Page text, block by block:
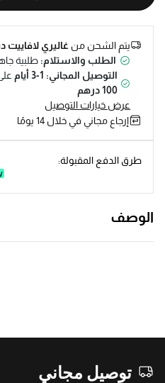
يتم الشحن منغاليري لافاييت
الطلب والاستلام: طلبية
التوصيل المجاني: 1-3 أيام
100 درهم
عرض خيارات التوصيل
إرجاع مجاني في خلال 14 يومًا
طرق الدفع المقبولة:
الوصف
توصيل مجاني